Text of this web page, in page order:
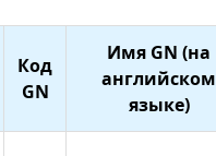
Код
GN
Имя GN (на
английском
языке)